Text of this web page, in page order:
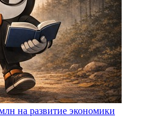
на развитие экономики